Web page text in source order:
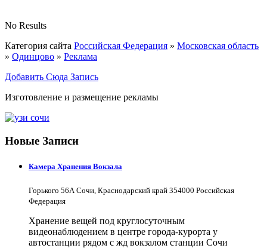
No Results
Категория сайта Российская Федерация » Московская область
» Одинцово » Реклама
Добавить Сюда Запись
Изготовление и размещение рекламы
Новые Записи
Камера Хранения Вокзала
Горького 56А Сочи, Краснодарский край 354000 Российская
Федерация
Хранение вещей под круглосуточным
видеонаблюдением в центре города-курорта у
автостанции рядом с жд вокзалом станции Сочи